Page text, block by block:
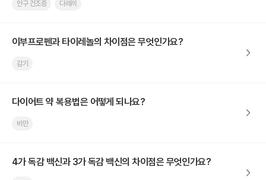
안구 건조증 다래끼
이부프로펜과 타이레놀의 차이점은 무엇인가요?
감기
다이어트 약 복용법은 어떻게 되나요?
비만
4가 독감 백신과 3가 독감 백신의 차이점은 무엇인가요?